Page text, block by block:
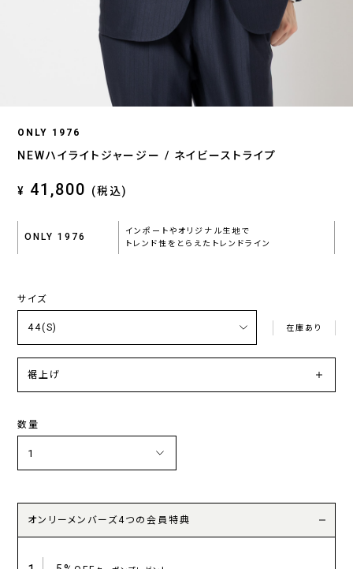
ONLY 1976
NEWハイライトジャージー / ネイビーストライプ
¥ 41,800 (税込)
ONLY 1976
インポートやオリジナル生地で
トレンド性をとらえたトレンドライン
サイズ
在庫あり
裾上げ
数量
オンリーメンバーズ4つの会員特典